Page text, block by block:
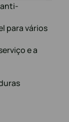
para vários
e a